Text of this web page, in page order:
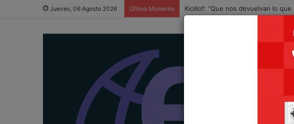
Jueves, 06 Agosto 2026 Último Momento Kicillof: “Que nos devuelvan lo que